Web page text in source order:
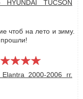
HYUNDAI TUCSON
чтоб на лето и зиму.
2000-2006 гг.